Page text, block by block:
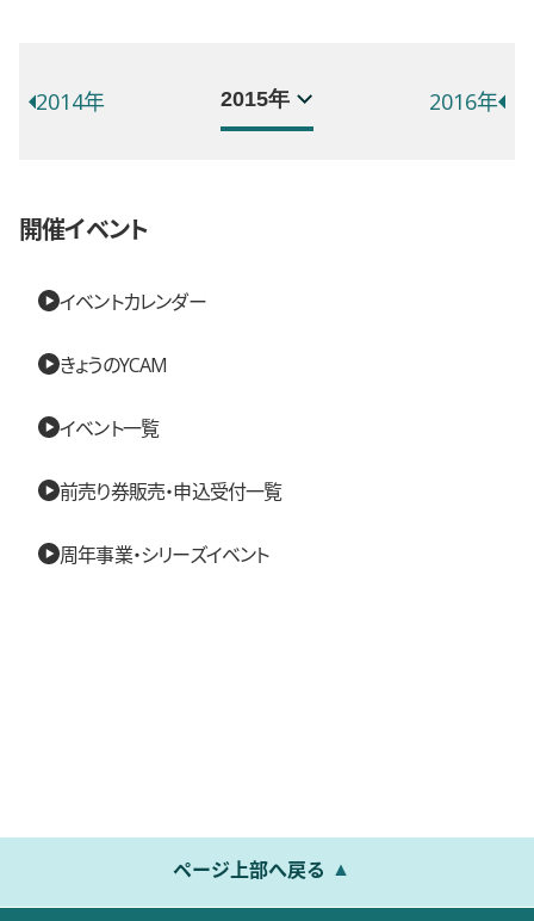
2014年 2016年
開催イベント
イベントカレンダー
きょうのYCAM
イベント一覧
前売り券販売・申込受付一覧
周年事業・シリーズイベント
ページ上部へ戻る